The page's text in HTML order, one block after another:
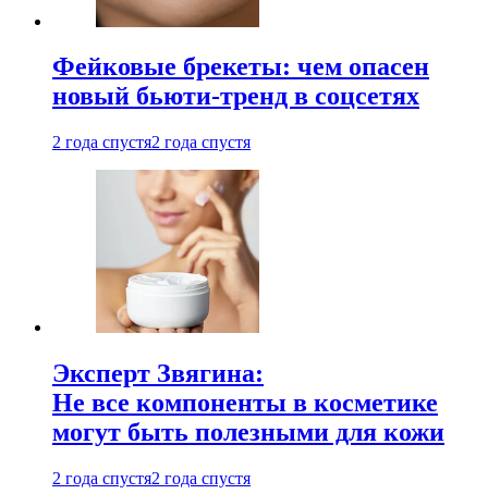
Фейковые брекеты: чем опасен
новый бьюти-тренд в соцсетях
2 года спустя2 года спустя
Эксперт Звягина:
Не все компоненты в косметике
могут быть полезными для кожи
2 года спустя2 года спустя